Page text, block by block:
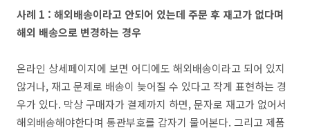
사례 1 : 해외배송이라고 안되어 있는데 주문 후 재고가 없다며
해외 배송으로 변경하는 경우
온라인 상세페이지에 보면 어디에도 해외배송이라고 되어 있지
않거나, 재고 문제로 배송이 늦어질 수 있다고 작게 표현하는 경
우가 있다. 막상 구매자가 결제까지 하면, 문자로 재고가 없어서
해외배송해야한다며 통관부호를 갑자기 물어본다. 그리고 제품